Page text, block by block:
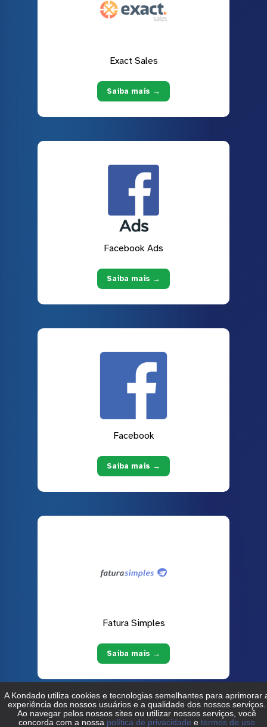
Exact Sales
Saiba mais →
Facebook Ads
Saiba mais →
Facebook
Saiba mais →
Fatura Simples
Saiba mais →